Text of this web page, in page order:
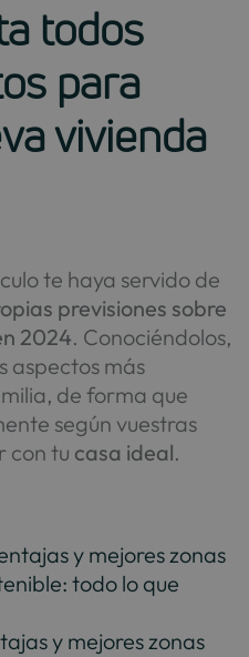
todos
para
vivienda
te haya servido de
previsiones sobre
2024. Conociéndolos,
aspectos más
de forma que
según vuestras
con tu casa ideal.
y mejores zonas
todo lo que
y mejores zonas